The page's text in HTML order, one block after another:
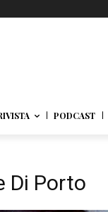
PODCAST
Di Porto